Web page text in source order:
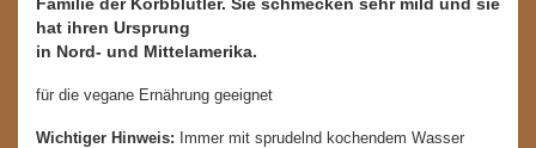
hat ihren Ursprung
in Nord- und Mittelamerika.
für die vegane Ernährung geeignet
Wichtiger Hinweis: Immer mit sprudelnd kochendem Wasser